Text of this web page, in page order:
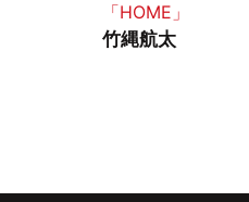
「HOME」
竹縄航太